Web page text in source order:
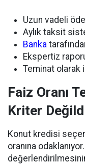
Uzun vadeli
Aylık taksit
Banka
Ekspertiz
Teminat olarak
Faiz Oranı
Kriter
Konut kredisi
oranına